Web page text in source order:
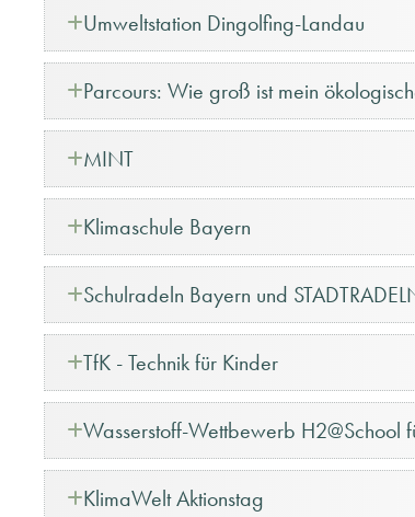
Umweltstation Dingolfing-Landau
Parcours: Wie groß ist mein
MINT
Klimaschule Bayern
Schulradeln Bayern und
TfK - Technik für Kinder
Wasserstoff-Wettbewerb H2@School
KlimaWelt Aktionstag